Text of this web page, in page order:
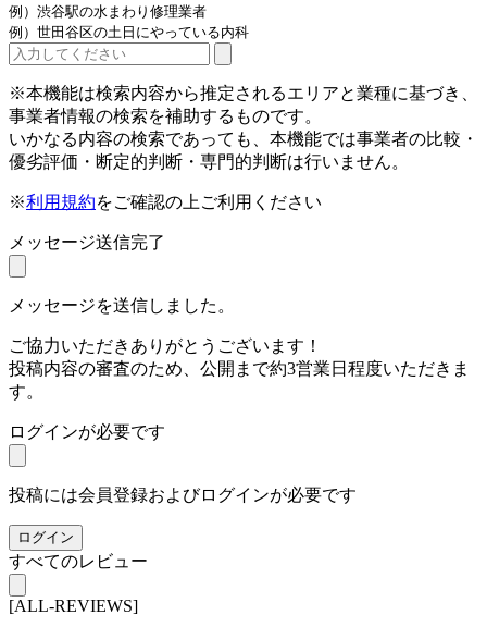
例）渋谷駅の水まわり修理業者
例）世田谷区の土日にやっている内科
※本機能は検索内容から推定されるエリアと業種に基づき、
事業者情報の検索を補助するものです。
いかなる内容の検索であっても、本機能では事業者の比較・
優劣評価・断定的判断・専門的判断は行いません。
※利用規約をご確認の上ご利用ください
メッセージ送信完了
メッセージを送信しました。
ご協力いただきありがとうございます！
投稿内容の審査のため、公開まで約3営業日程度いただきま
す。
ログインが必要です
投稿には会員登録およびログインが必要です
ログイン
すべてのレビュー
[ALL-REVIEWS]